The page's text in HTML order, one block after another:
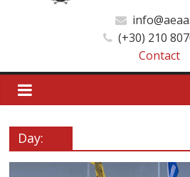
Ανώτατη
Ακαδημία
Αθηνών
(+30) 210
Contact
Day: